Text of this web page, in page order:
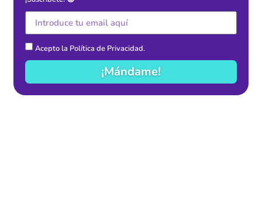
Acepto la Política de Privacidad.
¡Mándame!